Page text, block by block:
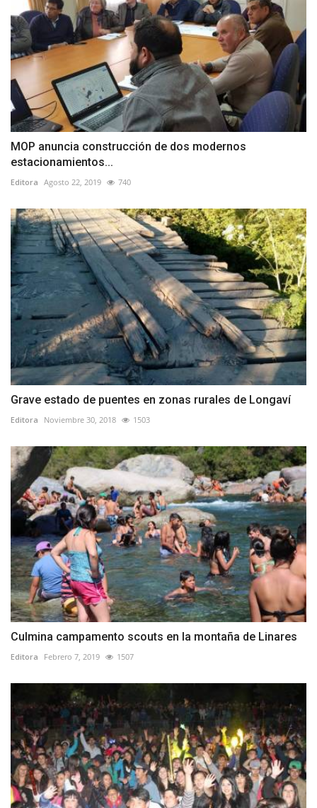
MOP anuncia construcción de dos modernos
estacionamientos...
Editora Agosto 22, 2019 740
Grave estado de puentes en zonas rurales de Longaví
Editora Noviembre 30, 2018 1503
Culmina campamento scouts en la montaña de Linares
Editora Febrero 7, 2019 1507